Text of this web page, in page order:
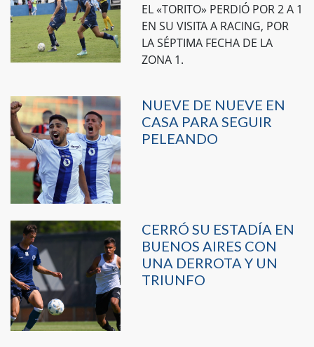
EL «TORITO» PERDIÓ POR 2 A 1
EN SU VISITA A RACING, POR
LA SÉPTIMA FECHA DE LA
ZONA 1.
NUEVE DE NUEVE EN
CASA PARA SEGUIR
PELEANDO
CERRÓ SU ESTADÍA EN
BUENOS AIRES CON
UNA DERROTA Y UN
TRIUNFO